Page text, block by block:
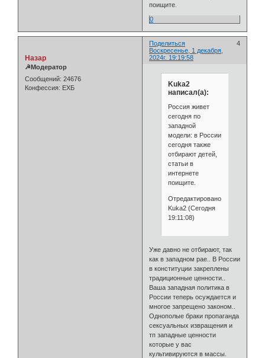
поищите.
0
Поделиться
4
Воскресенье, 1 декабря,
2024г. 19:19:58
Назар
☭Модератор
Сообщений: 24676
Конфессия: ЕХБ
Kuka2
написал(а):
Россия живет
сегодня по
западной
модели: в России
сегодня также
отбирают детей,
статьи в
интернете
поищите.
Отредактировано
Kuka2 (Сегодня
19:11:08)
Уже давно не отбирают, так
как в западном рае.. В России
в конституции закреплены
традиционные ценности..
Ваша западная политика в
России теперь осуждается и
многое запрещено законом..
Однополые браки пропаганда
сексуальных извращения и
тп западные ценности
которые у вас
культивируются в массы.